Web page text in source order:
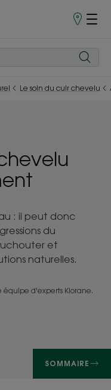
Points
Le soin du cuir chevelu
: il peut donc
du
et
naturelles.
équipe d'experts Klorane.
SOMMAIRE